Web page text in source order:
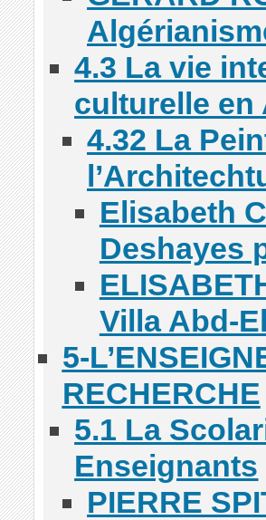
4.3 La vie
culturelle en
4.32 La
Elisabeth
Deshayes
Villa Abd-
5-
RECHERCHE
5.1 La
Enseignants
PIERRE